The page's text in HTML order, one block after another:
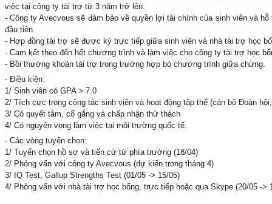
việc tại công ty tài trợ từ 3 năm trở lên.
- Công ty Avecvous sẽ đảm bảo về quyền lợi tài chính của sinh viên và
đầu tiên.
- Hợp đồng tài trợ sẽ được ký trực tiếp giữa sinh viên và nhà tài trợ học
- Cam kết theo đến hết chương trình và làm việc cho công ty tài trợ học
- Bồi thường khoản tài trợ trong trường hợp bỏ chương trình giữa chừng.
- Điều kiện:
1/ Sinh viên có GPA > 7.0
2/ Tích cực trong công tác sinh viên và hoạt động tập thể (cán bộ Đoàn
3/ Có quyết tâm, cố gắng và chấp nhận thử thách
4/ Có nguyện vọng làm việc tại môi trường quốc tế.
- Các vòng tuyển chọn:
1/ Tuyển chọn hồ sơ và tiến cử từ phía trường (18/04)
2/ Phỏng vấn với công ty Avecvous (dự kiến trong tháng 4)
3/ IQ Test, Gallup Strengths Test (01/05 -> 15/05)
4/ Phỏng vấn với nhà tài trợ học bổng, trực tiếp hoặc qua Skype (20/05 ->